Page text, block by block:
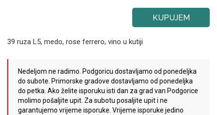
KUPUJEM
39 ruza L5, medo, rose ferrero, vino u kutiji
Nedeljom ne radimo. Podgoricu dostavljamo od ponedeljka
do subote. Primorske gradove dostavljamo od ponedeljka
do petka. Ako želite isporuku isti dan za grad van Podgorice
molimo pošaljite upit. Za subotu posaljite upit i ne
garantujemo vrijeme isporuke. Vrijeme isporuke jedino